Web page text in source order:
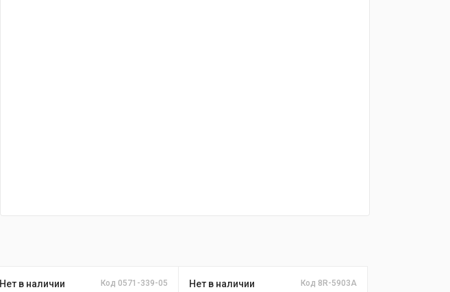
Нет в наличии Код 0571-339-05 Нет в наличии Код 8R-5903A